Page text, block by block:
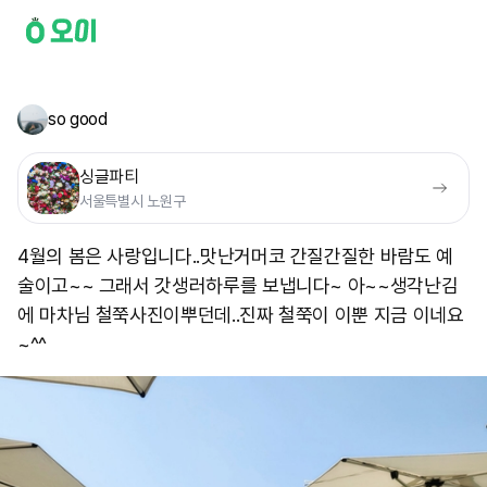
so good
싱글파티
서울특별시 노원구
4월의 봄은 사랑입니다..맛난거머코 간질간질한 바람도 예
술이고~~ 그래서 갓생러하루를 보냅니다~ 아~~생각난김
에 마차님 철쭉사진이뿌던데..진짜 철쭉이 이뿐 지금 이네요
~^^